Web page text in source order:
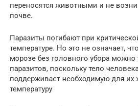
переносятся животными и не
почве.
Паразиты погибают при
температуре. Но это не означает,
морозе без головного убора можно
паразитов, поскольку тело
поддерживает необходимую для их
температуру